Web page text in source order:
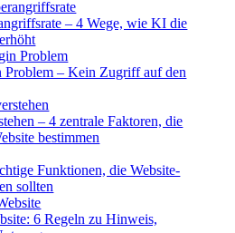
– 4 Wege, wie KI die
Problem – Kein Zugriff auf den
– 4 zentrale Faktoren, die
bestimmen
Funktionen, die Website-
sollten
6 Regeln zu Hinweis,